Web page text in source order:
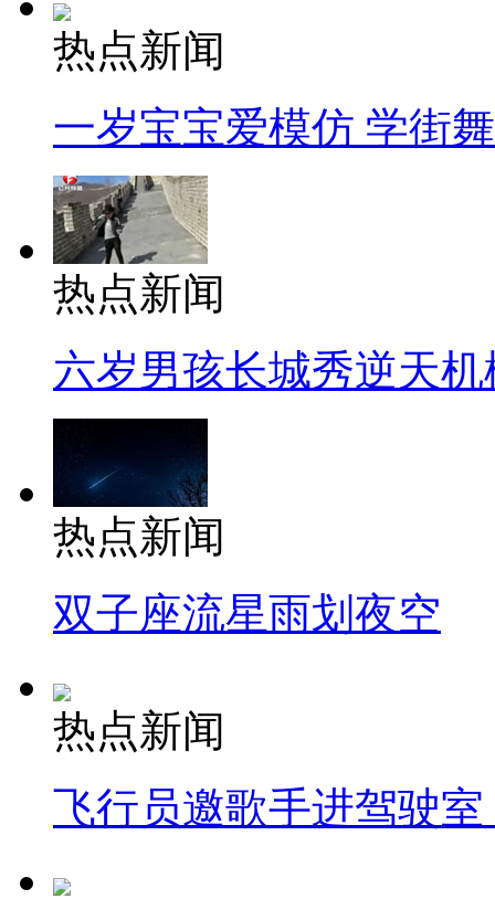
热点新闻
一岁宝宝爱模仿 学街
热点新闻
六岁男孩长城秀逆天机
热点新闻
双子座流星雨划夜空
热点新闻
飞行员邀歌手进驾驶